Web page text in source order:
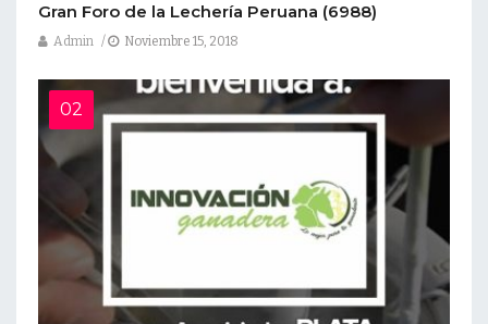
Gran Foro de la Lechería Peruana (6988)
Admin Noviembre 15, 2018